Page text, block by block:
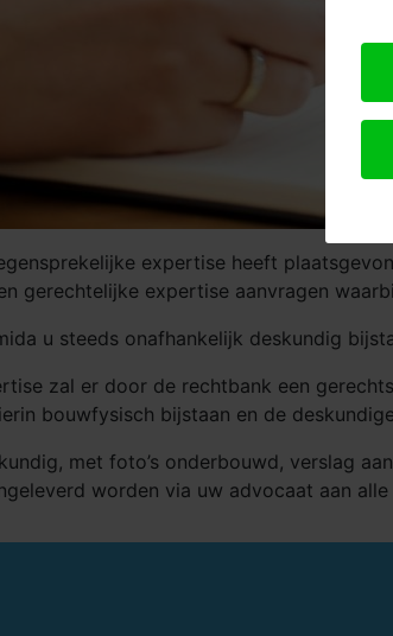
expertise heeft
gerechtelijke expertise aanvragen
u steeds onafhankelijk deskundig
zal er door de rechtbank een
bouwfysisch bijstaan en de
met foto’s onderbouwd, verslag
worden via uw advocaat aan